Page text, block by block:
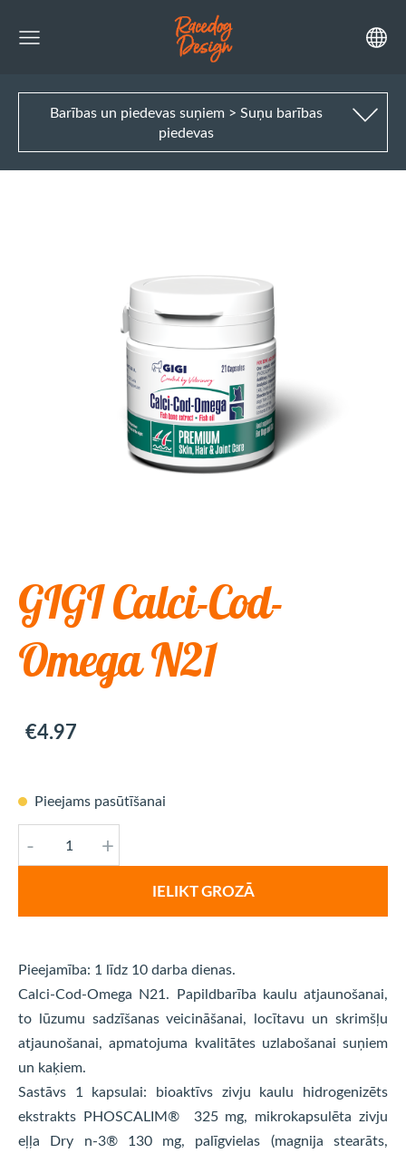
Barības un piedevas suņiem > Suņu barības
piedevas
GIGI Calci-Cod-
Omega N21
€4.97
Pieejams pasūtīšanai
- +
IELIKT GROZĀ
Pieejamība: 1 līdz 10 darba dienas.
Calci-Cod-Omega N21. Papildbarība kaulu atjaunošanai,
to lūzumu sadzīšanas veicināšanai, locītavu un skrimšļu
atjaunošanai, apmatojuma kvalitātes uzlabošanai suņiem
un kaķiem.
Sastāvs 1 kapsulai: bioaktīvs zivju kaulu hidrogenizēts
ekstrakts PHOSCALIM® 325 mg, mikrokapsulēta zivju
eļļa Dry n-3® 130 mg, palīgvielas (magnija stearāts,